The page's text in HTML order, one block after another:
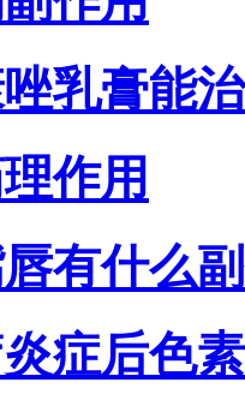
乳膏能
作用
有什么
症后色